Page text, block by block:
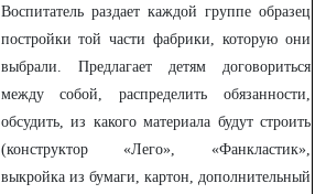
Воспитатель раздает каждой группе образец
постройки той части фабрики, которую они
выбрали. Предлагает детям договориться
между собой, распределить обязанности,
обсудить, из какого материала будут строить
(конструктор «Лего», «Фанкластик»,
выкройка из бумаги, картон, дополнительный